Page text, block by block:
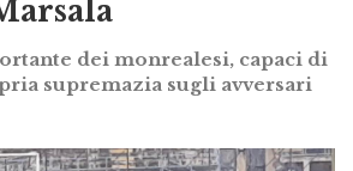
dei monrealesi, capaci di
supremazia sugli avversari